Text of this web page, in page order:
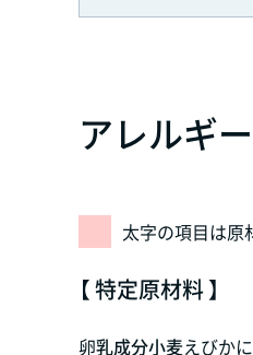
アレルギ
太字の項目は原
【 特定原材料 】
卵乳成分小麦えびかに